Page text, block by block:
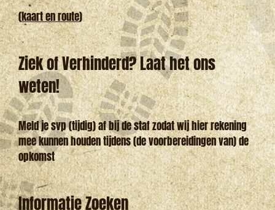
(kaart en route)
Ziek of Verhinderd? Laat het ons
weten!
Meld je svp (tijdig) af bij de staf zodat wij hier rekening
mee kunnen houden tijdens (de voorbereidingen van) de
opkomst
Informatie Zoeken